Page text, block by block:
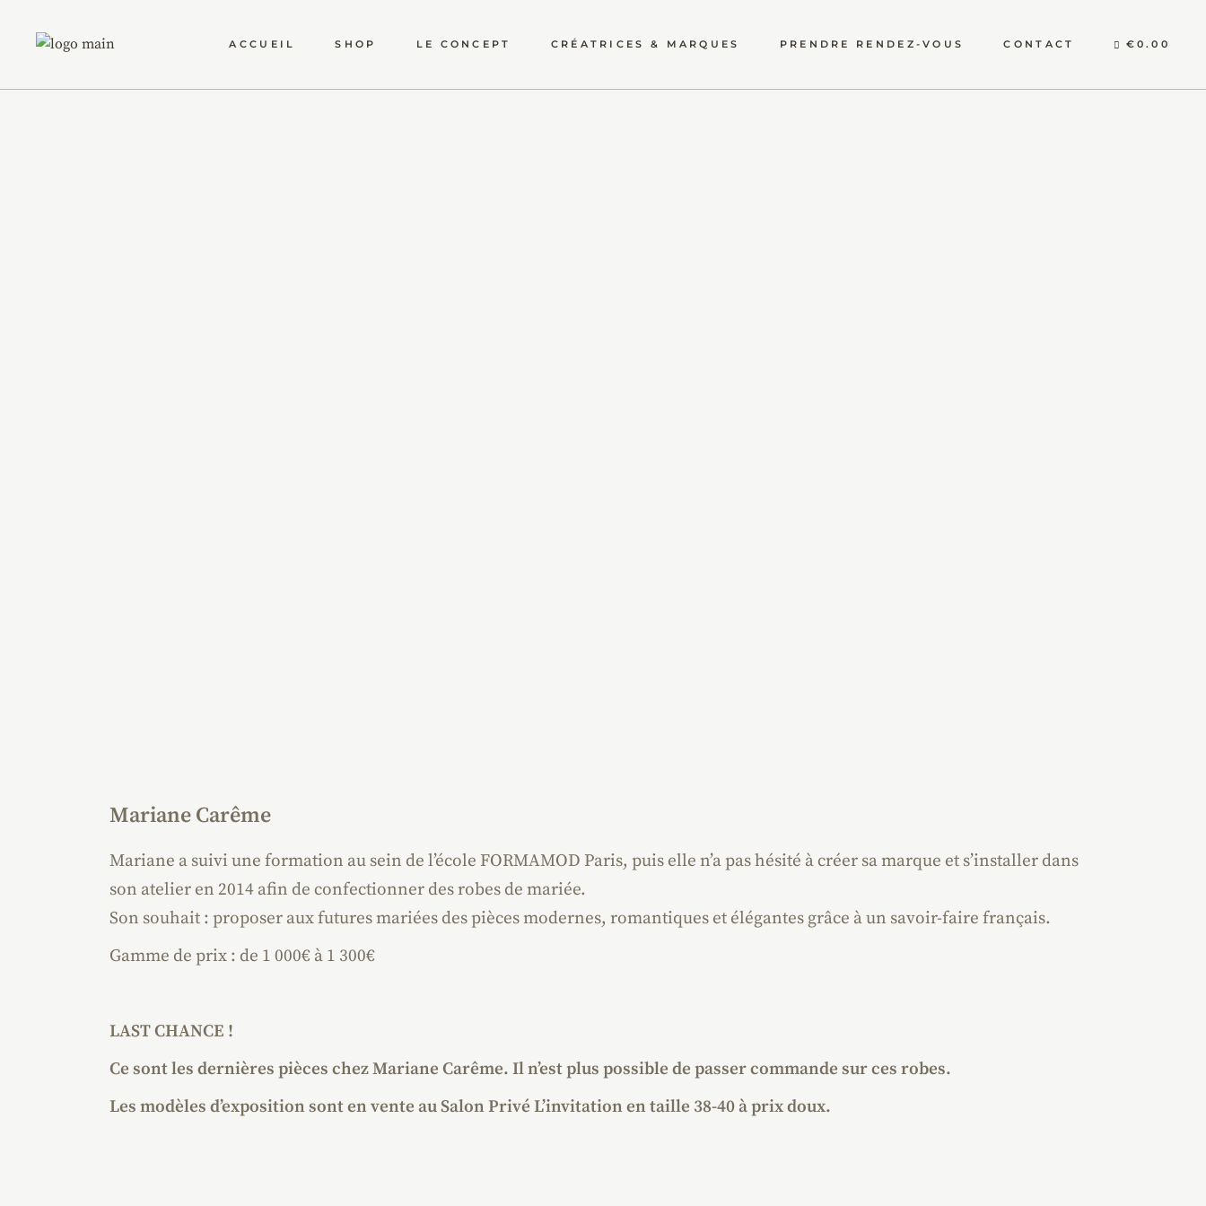
ACCUEIL SHOP LE CONCEPT CRÉATRICES & MARQUES PRENDRE RENDEZ-VOUS CONTACT €0.00
Mariane Carême
Mariane a suivi une formation au sein de l’école FORMAMOD Paris, puis elle n’a pas hésité à créer sa marque et s’installer dans
son atelier en 2014 afin de confectionner des robes de mariée.
Son souhait : proposer aux futures mariées des pièces modernes, romantiques et élégantes grâce à un savoir-faire français.
Gamme de prix : de 1 000€ à 1 300€
LAST CHANCE !
Ce sont les dernières pièces chez Mariane Carême. Il n’est plus possible de passer commande sur ces robes.
Les modèles d’exposition sont en vente au Salon Privé L’invitation en taille 38-40 à prix doux.